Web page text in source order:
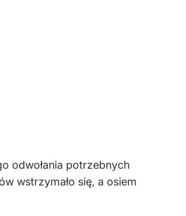
odwołania potrzebnych
wstrzymało się, a osiem